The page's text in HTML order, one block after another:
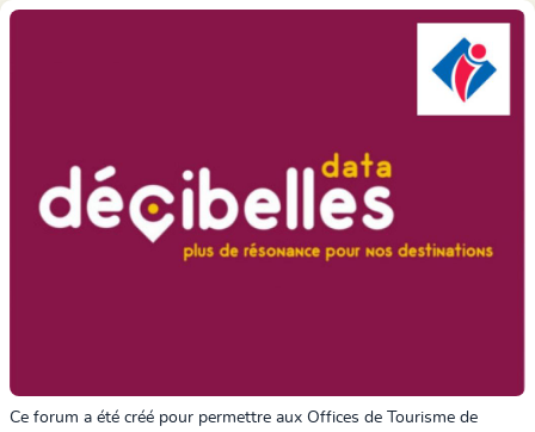
Ce forum a été créé pour permettre aux Offices de Tourisme de